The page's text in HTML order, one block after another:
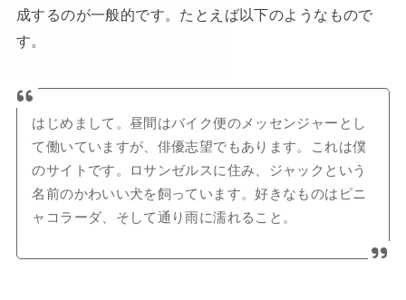
成するのが一般的です。たとえば以下のようなもので
す。
はじめまして。昼間はバイク便のメッセンジャーとし
て働いていますが、俳優志望でもあります。これは僕
のサイトです。ロサンゼルスに住み、ジャックという
名前のかわいい犬を飼っています。好きなものはピニ
ャコラーダ、そして通り雨に濡れること。